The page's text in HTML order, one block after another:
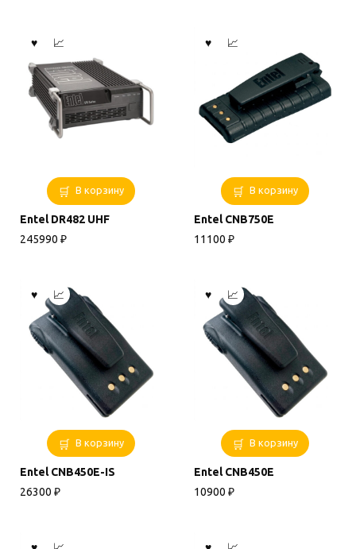
В корзину
Entel DR482 UHF
245990 ₽
В корзину
Entel CNB750E
11100 ₽
В корзину
Entel CNB450E-IS
26300 ₽
В корзину
Entel CNB450E
10900 ₽